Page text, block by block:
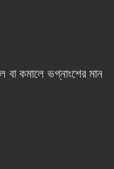
বা কমালে ভগ্নাংশের মান